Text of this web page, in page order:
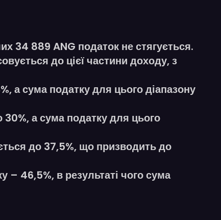
34 889 ANG податок не стягується.
до цієї частини доходу, з
а сума податку для цього діапазону
а сума податку для цього
до 37,5%, що призводить до
46,5%, в результаті чого сума